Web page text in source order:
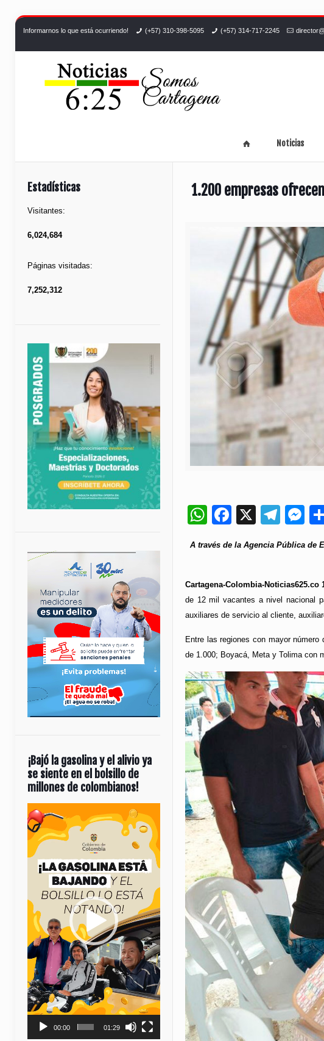
Informarnos lo que está ocurriendo! (+57) 310-398-5095 (+57) 314-717-2245
Noticias
1.200 empresas
WhatsApp
Facebook
X
A través de la Agencia Pública de
Cartagena-Colombia-Noticias625.co
de 12 mil vacantes a nivel nacional
auxiliares de servicio al cliente,
Entre las regiones con mayor
de 1.000; Boyacá, Meta y Tolima con
Estadísticas
Visitantes:
6,024,684
Páginas visitadas:
7,252,312
¡Bajó la gasolina y el alivio ya
se siente en el bolsillo de
millones de colombianos!
Reproductor
de
vídeo
00:00 01:29